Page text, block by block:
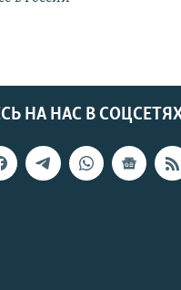
НА НАС В